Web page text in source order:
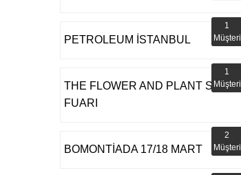
PETROLEUM İSTANBUL
1
Müşteri
THE FLOWER AND PLANT SHOW
FUARI
1
Müşteri
BOMONTİADA 17/18 MART
2
Müşteri